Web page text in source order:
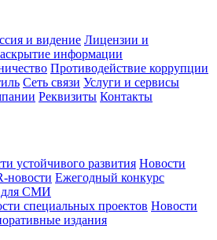
и видение Лицензии и
информации
Противодействие коррупции
Сеть связи Услуги и сервисы
Реквизиты Контакты
устойчивого развития Новости
новости Ежегодный конкурс
для СМИ
специальных проектов Новости
издания